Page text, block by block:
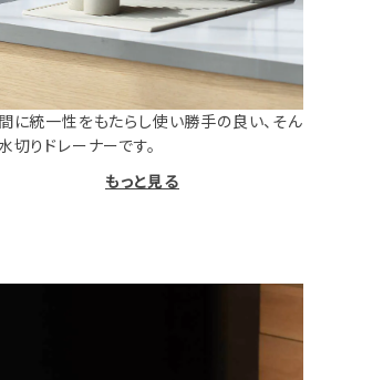
に統一性をもたらし使い勝手の良い、そん
切りドレーナーです。
もっと見る